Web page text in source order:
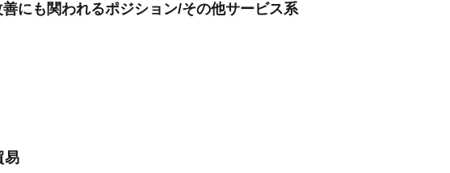
にも関われるポジション/その他サービス系
易